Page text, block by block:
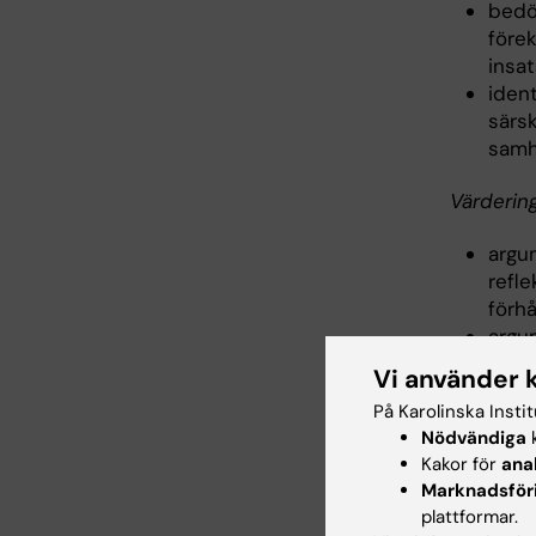
Efter
Kunskap
Vi använder
På Karolinska
Nödvändiga
Kakor för
plattformar.